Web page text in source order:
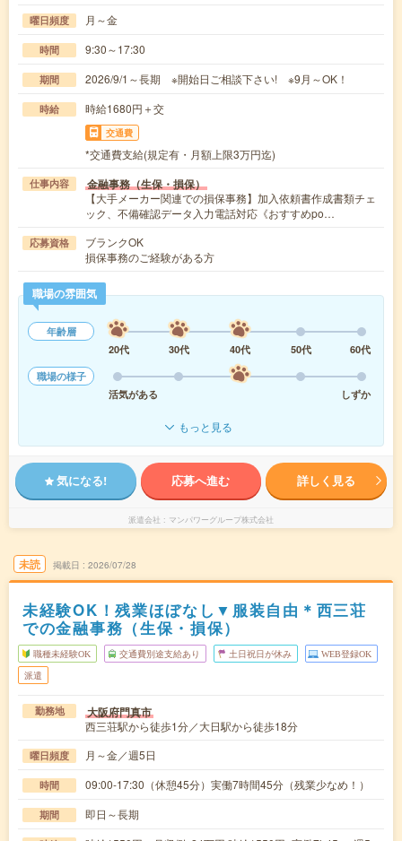
曜日頻度 月～金
時間 9:30～17:30
期間 2026/9/1～長期 ※開始日ご相談下さい! ※9月～OK！
時給 時給1680円＋交
交通費
*交通費支給(規定有・月額上限3万円迄)
仕事内容 金融事務（生保・損保）
【大手メーカー関連での損保事務】加入依頼書作成書類チェ
ック、不備確認データ入力電話対応《おすすめpo…
応募資格
ブランクOK
損保事務のご経験がある方
職場の雰囲気
年齢層
20代
30代 40代 50代
60代
職場の様子
活気がある
しずか
もっと見る
気になる! 応募へ進む 詳しく見る
派遣会社 マンパワーグループ株式会社
未読 掲載日 2026/07/28
未経験OK！残業ほぼなし▼服装自由＊西三荘
での金融事務（生保・損保）
職種未経験OK 交通費別途支給あり 土日祝日が休み WEB登録OK
派遣
勤務地 大阪府門真市
西三荘駅から徒歩1分／大日駅から徒歩18分
曜日頻度 月～金／週5日
時間 09:00-17:30（休憩45分）実働7時間45分（残業少なめ！）
期間 即日～長期